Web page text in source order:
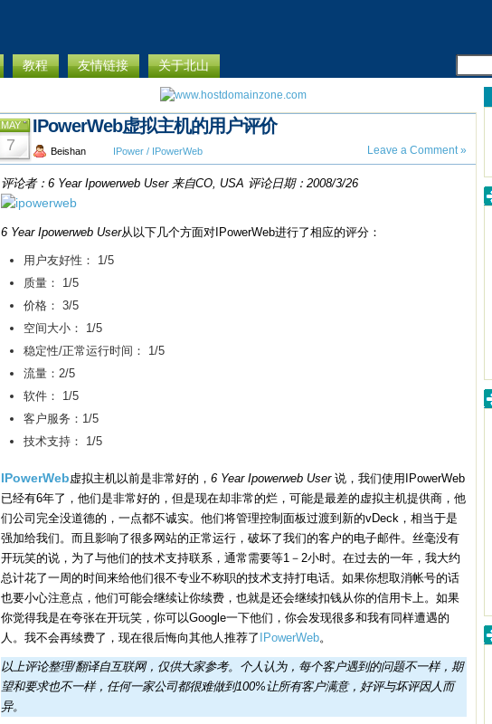
教程 友情链接 关于北山
MAY
7
IPowerWeb虚拟主机的用户评价
Beishan IPower / IPowerWeb Leave a Comment »
评论者：6 Year Ipowerweb User 来自CO, USA 评论日期：2008/3/26
6 Year Ipowerweb User从以下几个方面对IPowerWeb进行了相应的评分：
用户友好性： 1/5
质量： 1/5
价格： 3/5
空间大小： 1/5
稳定性/正常运行时间： 1/5
流量：2/5
软件： 1/5
客户服务：1/5
技术支持： 1/5
IPowerWeb虚拟主机以前是非常好的， 6 Year Ipowerweb User说，我们使用IPowerWeb
已经有6年了，他们是非常好的，但是现在却非常的烂，可能是最差的虚拟主机提供商，他
们公司完全没道德的，一点都不诚实。他们将管理控制面板过渡到新的vDeck，相当于是
强加给我们。而且影响了很多网站的正常运行，破坏了我们的客户的电子邮件。丝毫没有
开玩笑的说，为了与他们的技术支持联系，通常需要等1－2小时。在过去的一年，我大约
总计花了一周的时间来给他们很不专业不称职的技术支持打电话。如果你想取消帐号的话
也要小心注意点，他们可能会继续让你续费，也就是还会继续扣钱从你的信用卡上。如果
你觉得我是在夸张在开玩笑，你可以Google一下他们，你会发现很多和我有同样遭遇的
人。我不会再续费了，现在很后悔向其他人推荐了 IPowerWeb。
以上评论整理/翻译自互联网，仅供大家参考。个人认为，每个客户遇到的问题不一样，期
望和要求也不一样，任何一家公司都很难做到100%让所有客户满意，好评与坏评因人而
异。